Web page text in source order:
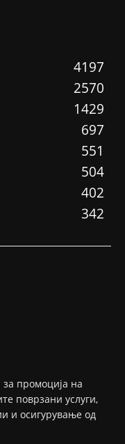
4197
2570
1429
697
551
504
402
342
промоција на
поврзани услуги,
и осигурување од